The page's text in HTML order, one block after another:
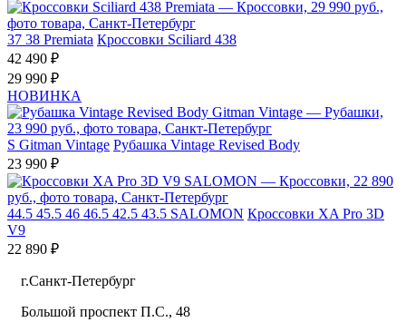
37 38 Premiata Кроссовки Sciliard 438
42 490 ₽
29 990 ₽
НОВИНКА
S Gitman Vintage Рубашка Vintage Revised Body
23 990 ₽
44.5 45.5 46 46.5 42.5 43.5 SALOMON Кроссовки XA Pro 3D
V9
22 890 ₽
г.Санкт-Петербург
Большой проспект П.С., 48